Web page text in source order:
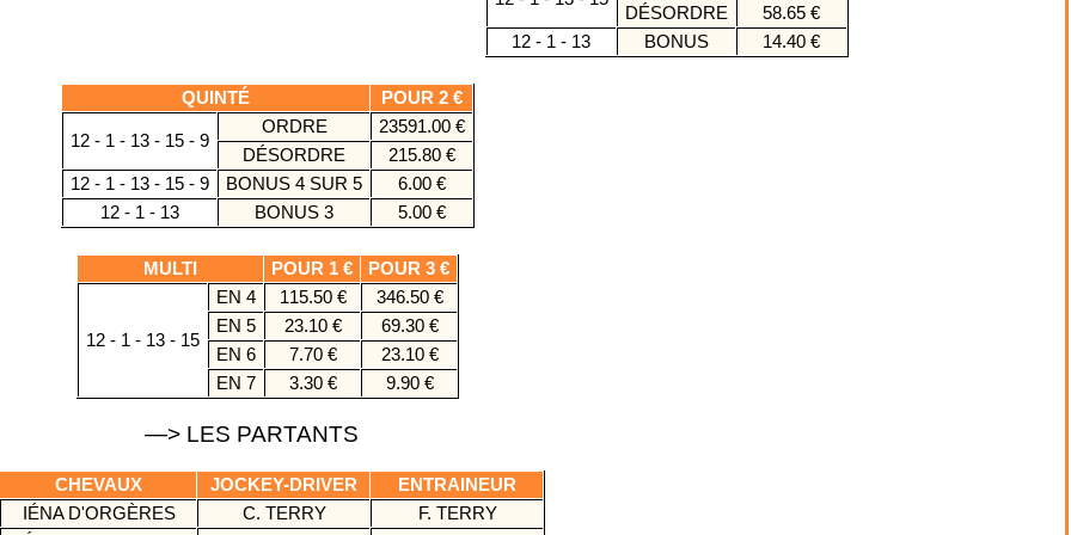
DÉSORDRE
58.65 €
12 - 1 - 13
BONUS 14.40 €
QUINTÉ POUR 2 €
12 - 1 - 13 - 15 - 9
ORDRE
23591.00 €
DÉSORDRE
215.80 €
12 - 1 - 13 - 15 - 9
BONUS 4 SUR 5
6.00 €
12 - 1 - 13
BONUS 3 5.00 €
MULTI POUR 1 € POUR 3 €
12 - 1 - 13 - 15
EN 4 115.50 €
346.50 €
EN 5
23.10 €
69.30 €
EN 6
7.70 €
23.10 €
EN 7
3.30 € 9.90 €
—> LES PARTANTS
CHEVAUX JOCKEY-DRIVER
ENTRAINEUR
IÉNA D'ORGÈRES
C. TERRY
F. TERRY